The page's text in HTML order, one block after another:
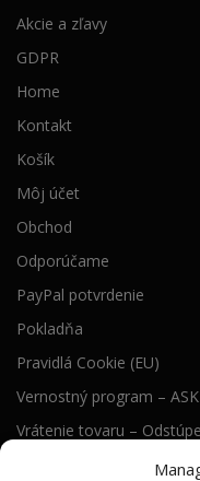
Akcie a zľavy
GDPR
Home
Kontakt
Košík
Môj účet
Obchod
Odporúčame
PayPal potvrdenie
Pokladňa
Pravidlá Cookie (EU)
Vernostný program –
Vrátenie tovaru –
Všeobecné obchodné